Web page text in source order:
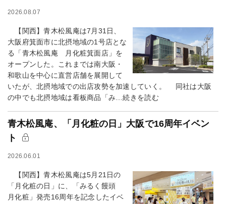
2026.08.07
【関西】青木松風庵は7月31日、
大阪府箕面市に北摂地域の1号店とな
る「青木松風庵 月化粧箕面店」を
オープンした。これまでは南大阪・
和歌山を中心に直営店舗を展開して
いたが、北摂地域での出店攻勢を加速していく。 同社は大阪
の中でも北摂地域は看板商品「み…続きを読む
青木松風庵、「月化粧の日」大阪で16周年イベン
ト
2026.06.01
【関西】青木松風庵は5月21日の
「月化粧の日」に、「みるく饅頭
月化粧」発売16周年を記念したイベ